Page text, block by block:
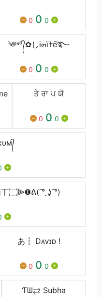
0 0 0
༄ᶦᶰᵈ᭄✿しɨ๓ï†e͠࿐
0 0 0
ਤੇ ਰਾ ਪ ਯੋ
0 0 0
⎛ΣℜŦ⎞❷⫷℉ᑌᗰᑎ ℛᑎ丅۝⫸❶ᕕ( ͡° ͜ʖ ͡°)
あ┇ Dᴀᴠɪᴅ !
0 0 0
Ƭᗯ⇄ Subha